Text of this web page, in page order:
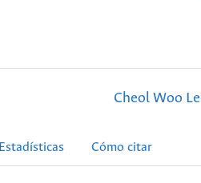
Cheol Woo
Estadísticas Cómo citar